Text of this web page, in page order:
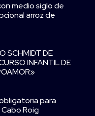
medio siglo de
arroz de
SCHMIDT DE
INFANTIL DE
para
Roig